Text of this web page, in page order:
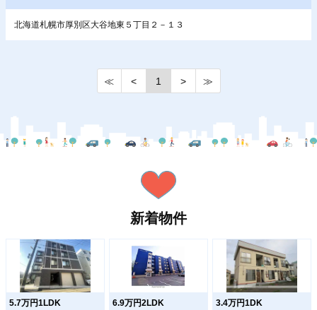
北海道札幌市厚別区大谷地東５丁目２－１３
≪ < 1 > ≫
新着物件
5.7万円1LDK 6.9万円2LDK 3.4万円1DK